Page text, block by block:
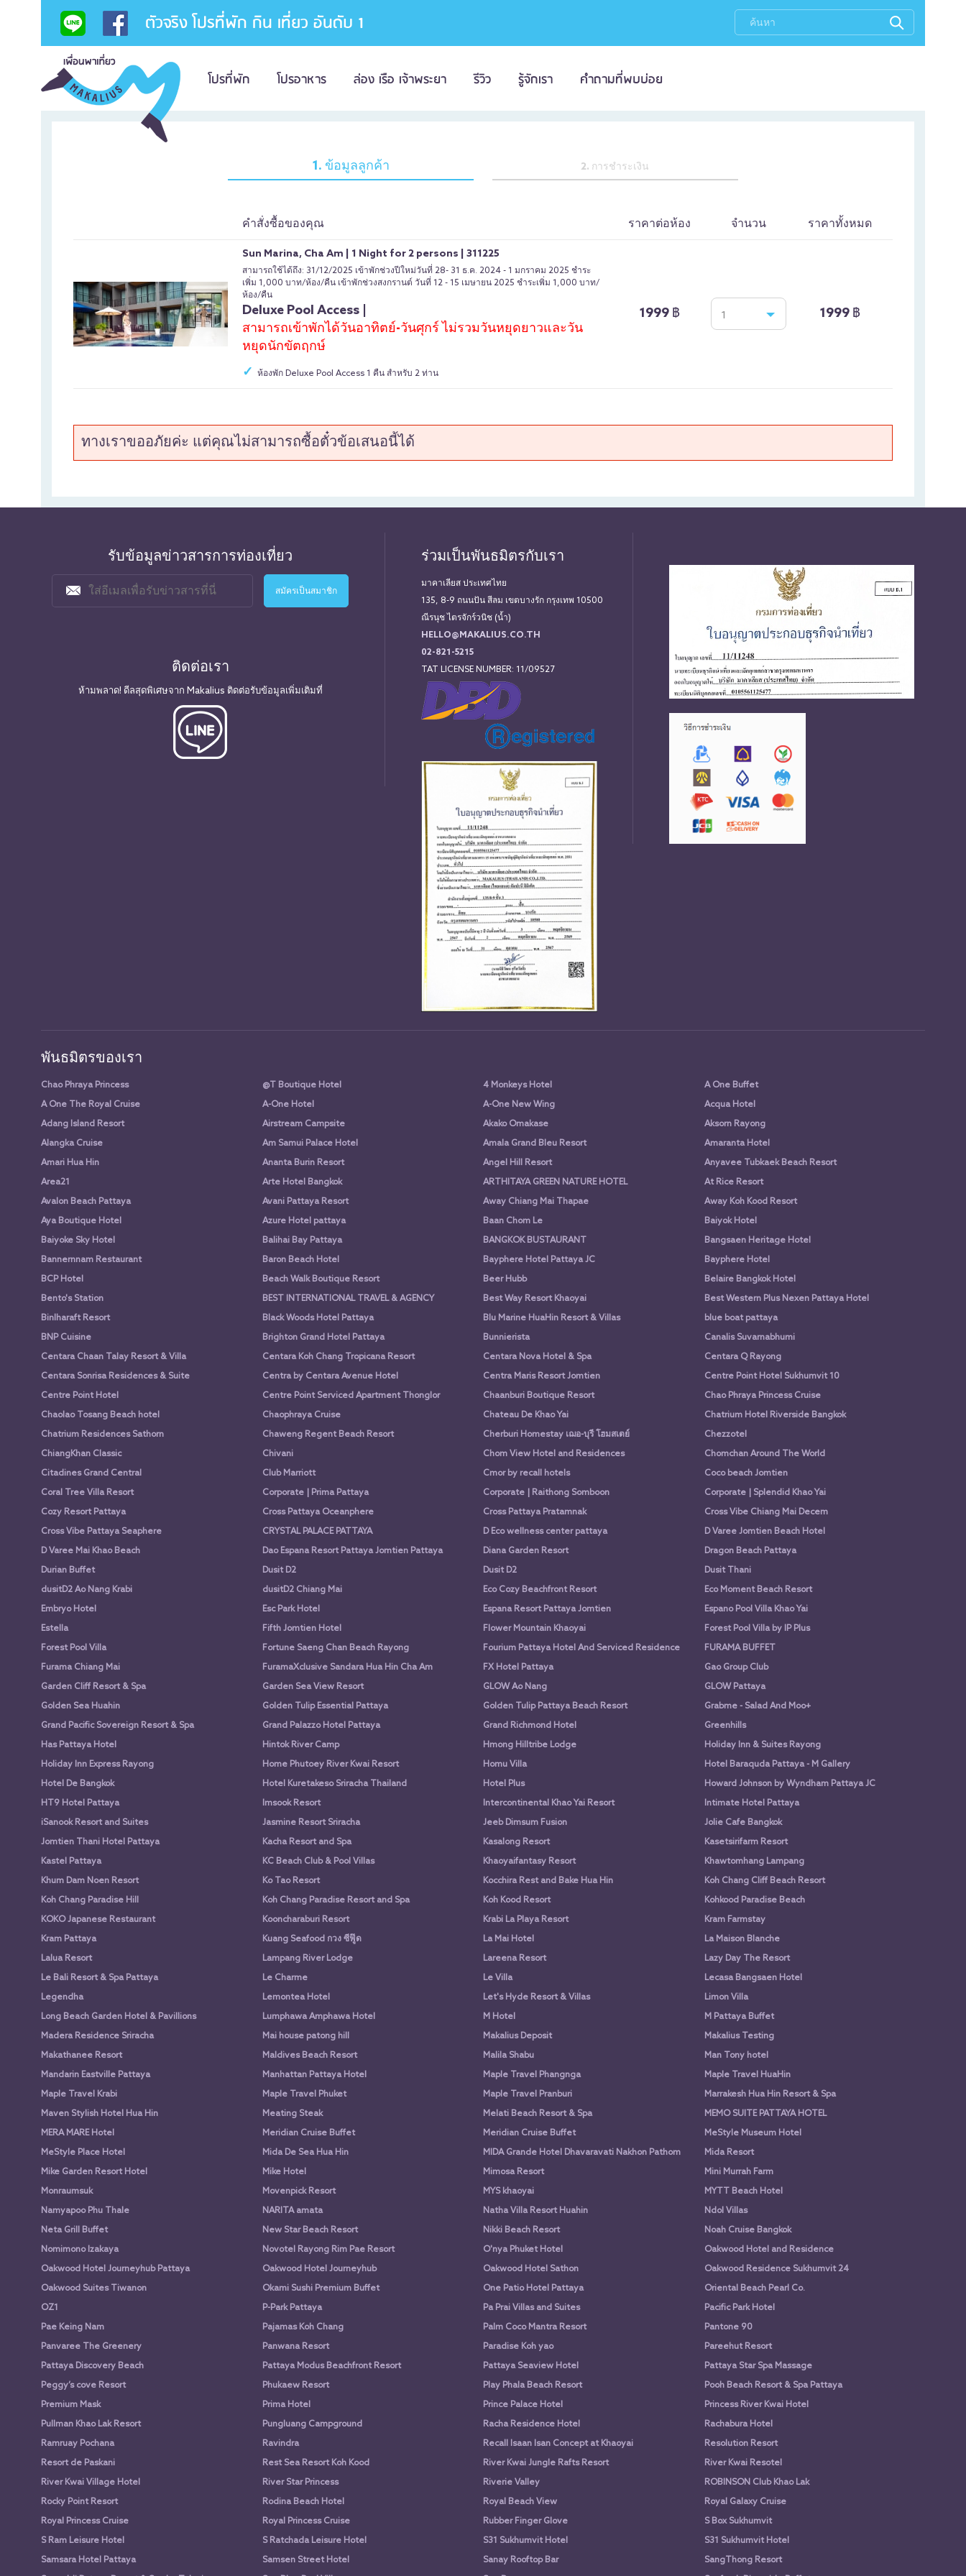
ตัวจริง โปรที่พัก กิน เที่ยว อันดับ 1
โปรที่พัก โปรอาหาร ล่อง เรือ เจ้าพระยา รีวิว รู้จักเรา คำถามที่พบบ่อย
1. ข้อมูลลูกค้า 2. การชำระเงิน
คำสั่งซื้อของคุณ ราคาต่อห้อง จำนวน ราคาทั้งหมด
Sun Marina, Cha Am | 1 Night for 2 persons | 311225
สามารถใช้ได้ถึง: 31/12/2025 เข้าพักช่วงปีใหม่วันที่ 28- 31 ธ.ค. 2024 - 1 มกราคม 2025 ชำระ
เพิ่ม 1,000 บาท/ห้อง/คืน เข้าพักช่วงสงกรานต์ วันที่ 12 - 15 เมษายน 2025 ชำระเพิ่ม 1,000 บาท/
ห้อง/คืน
Deluxe Pool Access |
สามารถเข้าพักได้วันอาทิตย์-วันศุกร์ ไม่รวมวันหยุดยาวและวัน
หยุดนักขัตฤกษ์
ห้องพัก Deluxe Pool Access 1 คืน สำหรับ 2 ท่าน
1999 ฿ 1 1999 ฿
ทางเราขออภัยค่ะ แต่คุณไม่สามารถซื้อตั๋วข้อเสนอนี้ได้
รับข้อมูลข่าวสารการท่องเที่ยว
ติดต่อเรา
ห้ามพลาด! ดีลสุดพิเศษจาก Makalius ติดต่อรับข้อมูลเพิ่มเติมที่
ร่วมเป็นพันธมิตรกับเรา
มาคาเลียส ประเทศไทย
135, 8-9 ถนนปัน สีลม เขตบางรัก กรุงเทพ 10500
ณีรนุช ไตรจักร์วนิช (น้ำ)
HELLO@MAKALIUS.CO.TH
02-821-5215
TAT LICENSE NUMBER: 11/09527
พันธมิตรของเรา
Chao Phraya Princess @T Boutique Hotel 4 Monkeys Hotel
A One Buffet
A One The Royal Cruise
A-One Hotel A-One New Wing
Acqua Hotel
Adang Island Resort
Airstream Campsite Akako Omakase
Aksorn Rayong
Alangka Cruise
Am Samui Palace Hotel Amala Grand Bleu Resort
Amaranta Hotel
Amari Hua Hin
Ananta Burin Resort Angel Hill Resort
Anyavee Tubkaek Beach Resort
Area21
Arte Hotel Bangkok ARTHITAYA GREEN NATURE HOTEL
At Rice Resort
Avalon Beach Pattaya
Avani Pattaya Resort Away Chiang Mai Thapae
Away Koh Kood Resort
Aya Boutique Hotel
Azure Hotel pattaya Baan Chom Le
Baiyok Hotel
Baiyoke Sky Hotel
Balihai Bay Pattaya BANGKOK BUSTAURANT
Bangsaen Heritage Hotel
Bannernnam Restaurant
Baron Beach Hotel Bayphere Hotel Pattaya JC
Bayphere Hotel
BCP Hotel
Beach Walk Boutique Resort Beer Hubb
Belaire Bangkok Hotel
Bento's Station
BEST INTERNATIONAL TRAVEL & AGENCY Best Way Resort Khaoyai
Best Western Plus Nexen Pattaya Hotel
Binlharaft Resort
Black Woods Hotel Pattaya Blu Marine HuaHin Resort & Villas
blue boat pattaya
BNP Cuisine
Brighton Grand Hotel Pattaya Bunnierista
Canalis Suvarnabhumi
Centara Chaan Talay Resort & Villa
Centara Koh Chang Tropicana Resort Centara Nova Hotel & Spa
Centara Q Rayong
Centara Sonrisa Residences & Suite
Centra by Centara Avenue Hotel Centra Maris Resort Jomtien
Centre Point Hotel Sukhumvit 10
Centre Point Hotel
Centre Point Serviced Apartment Thonglor Chaanburi Boutique Resort
Chao Phraya Princess Cruise
Chaolao Tosang Beach hotel
Chaophraya Cruise Chateau De Khao Yai
Chatrium Hotel Riverside Bangkok
Chatrium Residences Sathorn
Chaweng Regent Beach Resort Cherburi Homestay เฌอ-บุรี โฮมสเตย์
Chezzotel
ChiangKhan Classic
Chivani Chom View Hotel and Residences
Chomchan Around The World
Citadines Grand Central
Club Marriott Cmor by recall hotels
Coco beach Jomtien
Coral Tree Villa Resort
Corporate | Prima Pattaya Corporate | Raithong Somboon
Corporate | Splendid Khao Yai
Cozy Resort Pattaya
Cross Pattaya Oceanphere Cross Pattaya Pratamnak
Cross Vibe Chiang Mai Decem
Cross Vibe Pattaya Seaphere
CRYSTAL PALACE PATTAYA D Eco wellness center pattaya
D Varee Jomtien Beach Hotel
D Varee Mai Khao Beach
Dao Espana Resort Pattaya Jomtien Pattaya Diana Garden Resort
Dragon Beach Pattaya
Durian Buffet
Dusit D2 Dusit D2
Dusit Thani
dusitD2 Ao Nang Krabi
dusitD2 Chiang Mai Eco Cozy Beachfront Resort
Eco Moment Beach Resort
Embryo Hotel
Esc Park Hotel Espana Resort Pattaya Jomtien
Espano Pool Villa Khao Yai
Estella
Fifth Jomtien Hotel Flower Mountain Khaoyai
Forest Pool Villa by IP Plus
Forest Pool Villa
Fortune Saeng Chan Beach Rayong Fourium Pattaya Hotel And Serviced Residence
FURAMA BUFFET
Furama Chiang Mai
FuramaXclusive Sandara Hua Hin Cha Am FX Hotel Pattaya
Gao Group Club
Garden Cliff Resort & Spa
Garden Sea View Resort GLOW Ao Nang
GLOW Pattaya
Golden Sea Huahin
Golden Tulip Essential Pattaya Golden Tulip Pattaya Beach Resort
Grabme - Salad And Moo+
Grand Pacific Sovereign Resort & Spa
Grand Palazzo Hotel Pattaya Grand Richmond Hotel
Greenhills
Has Pattaya Hotel
Hintok River Camp Hmong Hilltribe Lodge
Holiday Inn & Suites Rayong
Holiday Inn Express Rayong
Home Phutoey River Kwai Resort Homu Villa
Hotel Baraquda Pattaya - M Gallery
Hotel De Bangkok
Hotel Kuretakeso Sriracha Thailand Hotel Plus
Howard Johnson by Wyndham Pattaya JC
HT9 Hotel Pattaya
Imsook Resort Intercontinental Khao Yai Resort
Intimate Hotel Pattaya
iSanook Resort and Suites
Jasmine Resort Sriracha Jeeb Dimsum Fusion
Jolie Cafe Bangkok
Jomtien Thani Hotel Pattaya
Kacha Resort and Spa Kasalong Resort
Kasetsirifarm Resort
Kastel Pattaya
KC Beach Club & Pool Villas Khaoyaifantasy Resort
Khawtomhang Lampang
Khum Dam Noen Resort
Ko Tao Resort Kocchira Rest and Bake Hua Hin
Koh Chang Cliff Beach Resort
Koh Chang Paradise Hill
Koh Chang Paradise Resort and Spa Koh Kood Resort
Kohkood Paradise Beach
KOKO Japanese Restaurant
Kooncharaburi Resort Krabi La Playa Resort
Kram Farmstay
Kram Pattaya
Kuang Seafood กวง ซีฟู๊ด La Mai Hotel
La Maison Blanche
Lalua Resort
Lampang River Lodge Lareena Resort
Lazy Day The Resort
Le Bali Resort & Spa Pattaya
Le Charme Le Villa
Lecasa Bangsaen Hotel
Legendha
Lemontea Hotel Let's Hyde Resort & Villas
Limon Villa
Long Beach Garden Hotel & Pavillions
Lumphawa Amphawa Hotel M Hotel
M Pattaya Buffet
Madera Residence Sriracha
Mai house patong hill Makalius Deposit
Makalius Testing
Makathanee Resort
Maldives Beach Resort Malila Shabu
Man Tony hotel
Mandarin Eastville Pattaya
Manhattan Pattaya Hotel Maple Travel Phangnga
Maple Travel HuaHin
Maple Travel Krabi
Maple Travel Phuket Maple Travel Pranburi
Marrakesh Hua Hin Resort & Spa
Maven Stylish Hotel Hua Hin
Meating Steak Melati Beach Resort & Spa
MEMO SUITE PATTAYA HOTEL
MERA MARE Hotel
Meridian Cruise Buffet Meridian Cruise Buffet
MeStyle Museum Hotel
MeStyle Place Hotel
Mida De Sea Hua Hin MIDA Grande Hotel Dhavaravati Nakhon Pathom
Mida Resort
Mike Garden Resort Hotel
Mike Hotel Mimosa Resort
Mini Murrah Farm
Monraumsuk
Movenpick Resort MYS khaoyai
MYTT Beach Hotel
Namyapoo Phu Thale
NARITA amata Natha Villa Resort Huahin
Ndol Villas
Neta Grill Buffet
New Star Beach Resort Nikki Beach Resort
Noah Cruise Bangkok
Nomimono Izakaya
Novotel Rayong Rim Pae Resort O'nya Phuket Hotel
Oakwood Hotel and Residence
Oakwood Hotel Journeyhub Pattaya
Oakwood Hotel Journeyhub Oakwood Hotel Sathon
Oakwood Residence Sukhumvit 24
Oakwood Suites Tiwanon
Okami Sushi Premium Buffet One Patio Hotel Pattaya
Oriental Beach Pearl Co.
OZ1
P-Park Pattaya Pa Prai Villas and Suites
Pacific Park Hotel
Pae Keing Nam
Pajamas Koh Chang Palm Coco Mantra Resort
Pantone 90
Panvaree The Greenery
Panwana Resort Paradise Koh yao
Pareehut Resort
Pattaya Discovery Beach
Pattaya Modus Beachfront Resort Pattaya Seaview Hotel
Pattaya Star Spa Massage
Peggy’s cove Resort
Phukaew Resort Play Phala Beach Resort
Pooh Beach Resort & Spa Pattaya
Premium Mask
Prima Hotel Prince Palace Hotel
Princess River Kwai Hotel
Pullman Khao Lak Resort
Pungluang Campground Racha Residence Hotel
Rachabura Hotel
Ramruay Pochana
Ravindra Recall Isaan Isan Concept at Khaoyai
Resolution Resort
Resort de Paskani
Rest Sea Resort Koh Kood River Kwai Jungle Rafts Resort
River Kwai Resotel
River Kwai Village Hotel
River Star Princess Riverie Valley
ROBINSON Club Khao Lak
Rocky Point Resort
Rodina Beach Hotel Royal Beach View
Royal Galaxy Cruise
Royal Princess Cruise
Royal Princess Cruise Rubber Finger Glove
S Box Sukhumvit
S Ram Leisure Hotel
S Ratchada Leisure Hotel S31 Sukhumvit Hotel
S31 Sukhumvit Hotel
Samsara Hotel Pattaya
Samsen Street Hotel Sanay Rooftop Bar
SangThong Resort